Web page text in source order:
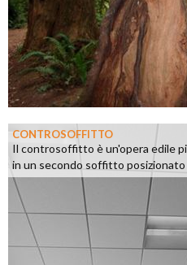
CONTROSOFFITTO
Il controsoffitto è un'opera edile
in un secondo soffitto posizionato